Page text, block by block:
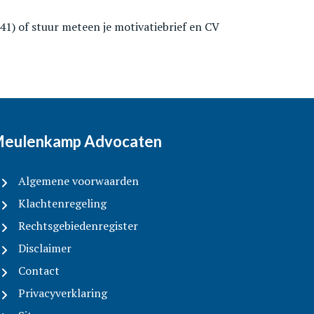
of stuur meteen je motivatiebrief en CV
Advocaten
Algemene voorwaarden
Klachtenregeling
Rechtsgebiedenregister
Disclaimer
Contact
Privacyverklaring